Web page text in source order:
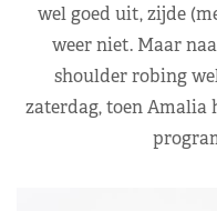
wel goed uit, zijde
weer niet. Maar
shoulder robing
zaterdag, toen Amalia